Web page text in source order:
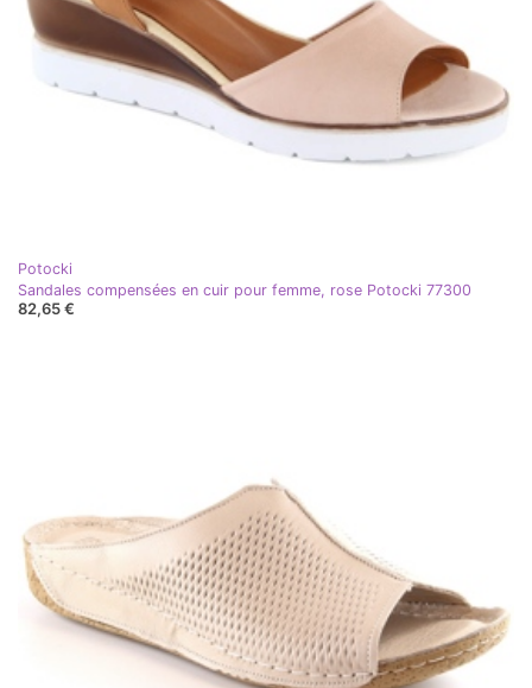
Potocki
Sandales compensées en cuir pour femme, rose Potocki 77300
82,65 €